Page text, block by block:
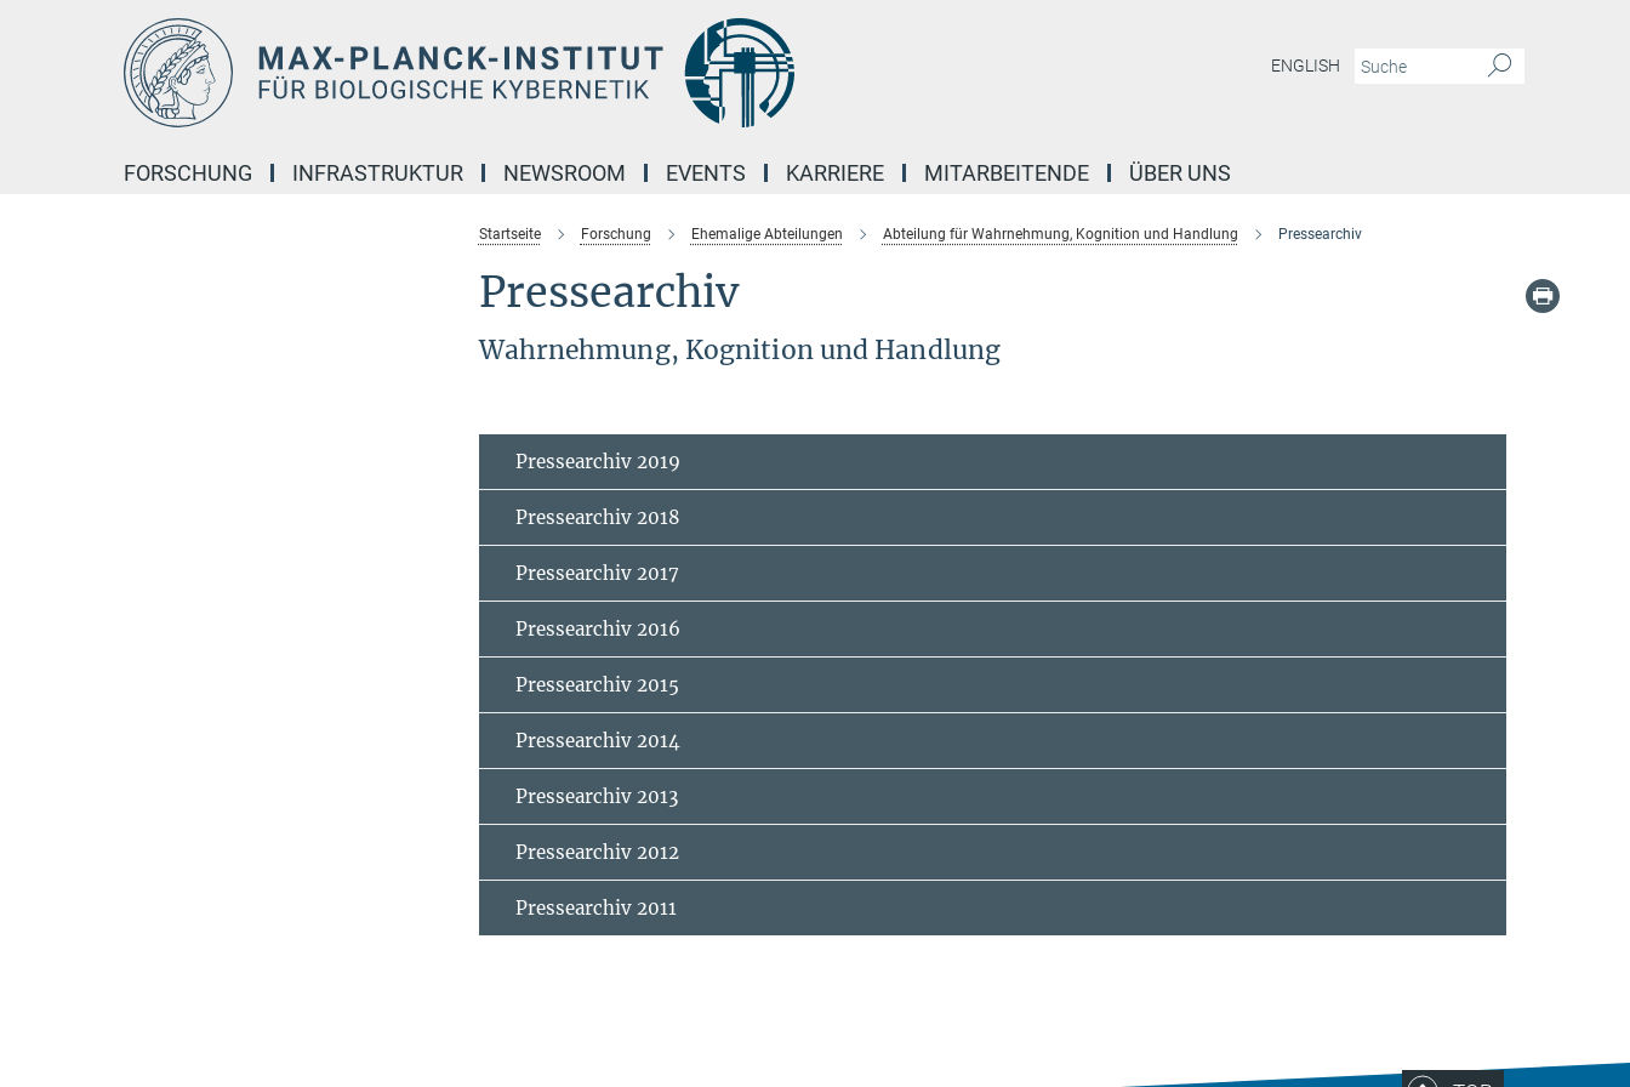
ENGLISH
FORSCHUNG INFRASTRUKTUR NEWSROOM EVENTS KARRIERE MITARBEITENDE ÜBER UNS
Startseite Forschung Ehemalige Abteilungen Abteilung für Wahrnehmung, Kognition und Handlung Pressearchiv
Pressearchiv
Wahrnehmung, Kognition und Handlung
Pressearchiv 2019
Pressearchiv 2018
Pressearchiv 2017
Pressearchiv 2016
Pressearchiv 2015
Pressearchiv 2014
Pressearchiv 2013
Pressearchiv 2012
Pressearchiv 2011